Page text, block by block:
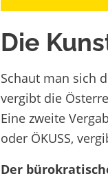
Die
Schaut man sich
vergibt die
Eine zweite
oder ÖKUSS,
Der